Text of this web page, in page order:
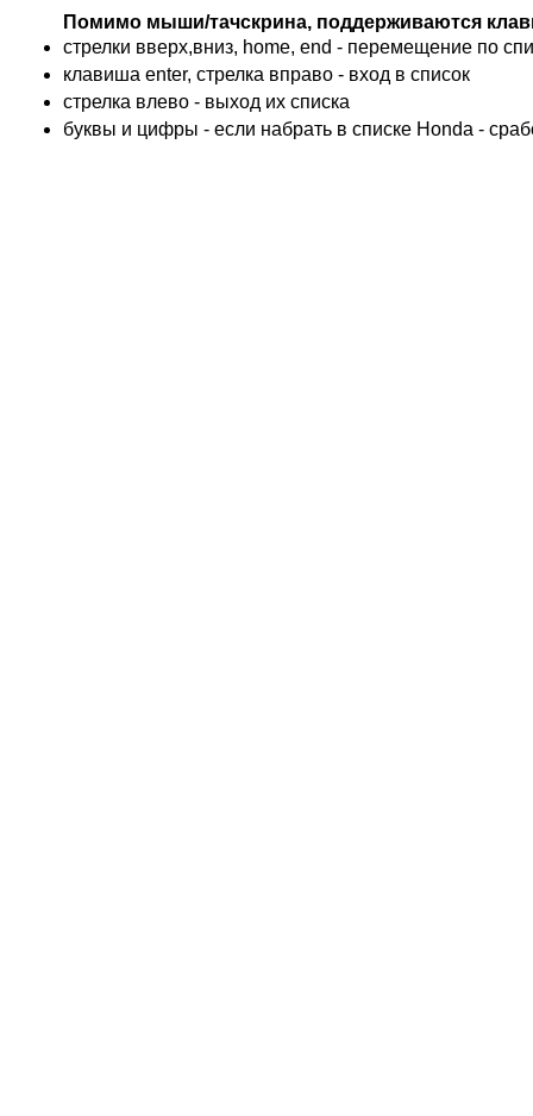
BMW
ADIVA
ADLY
Помимо мыши/тачскрина, поддерживаются
стрелки вверх,вниз, home, end - перемещение по
клавиша enter, стрелка вправо - вход в список
cтрелка влево - выход их списка
буквы и цифры - если набрать в списке Honda -